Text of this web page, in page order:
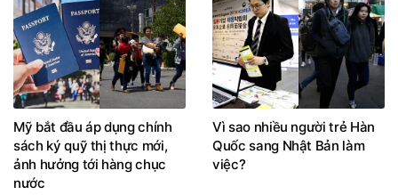
Mỹ bắt đầu áp dụng chính
sách ký quỹ thị thực mới,
ảnh hưởng tới hàng chục
nước
Vì sao nhiều người trẻ Hàn
Quốc sang Nhật Bản làm
việc?